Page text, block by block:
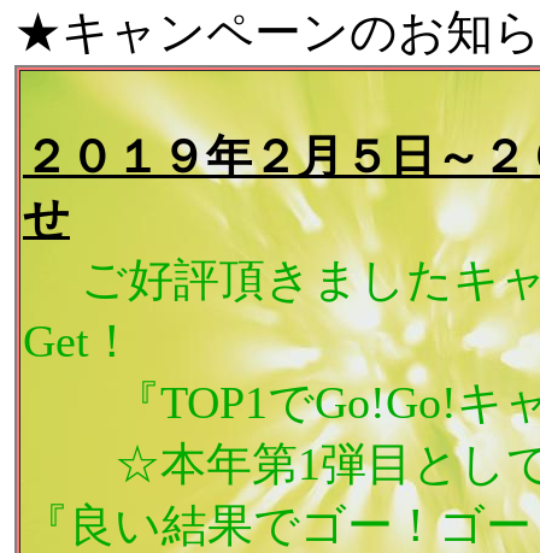
★キャンペーンのお知
２０１９年２月５日～
せ
ご好評頂きましたキ
Get！
『TOP1でGo!Go!キャ
☆本年第1弾目として
『良い結果でゴー！ゴ